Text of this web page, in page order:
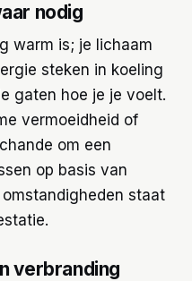
nodig
warm is; je lichaam
steken in koeling
gaten hoe je je voelt.
vermoeidheid of
om een
op basis van
staat
verbranding